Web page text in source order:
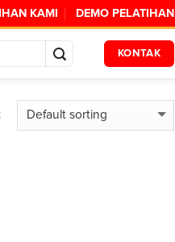
KAMI DEMO PELATIHAN
KONTAK